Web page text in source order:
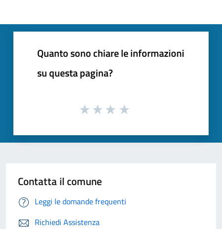
Quanto sono chiare le informazioni
su questa pagina?
Contatta il comune
Leggi le domande frequenti
Richiedi Assistenza